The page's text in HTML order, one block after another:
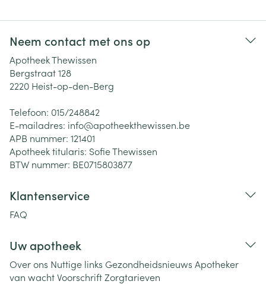
Neem contact met ons op
Apotheek Thewissen
Bergstraat 128
2220 Heist-op-den-Berg
Telefoon: 015/248842
E-mailadres: info@apotheekthewissen.be
APB nummer: 121401
Apotheek titularis: Sofie Thewissen
BTW nummer: BE0715803877
Klantenservice
FAQ
Uw apotheek
Over ons Nuttige links Gezondheidsnieuws Apotheker
van wachtVoorschriftZorgtarieven